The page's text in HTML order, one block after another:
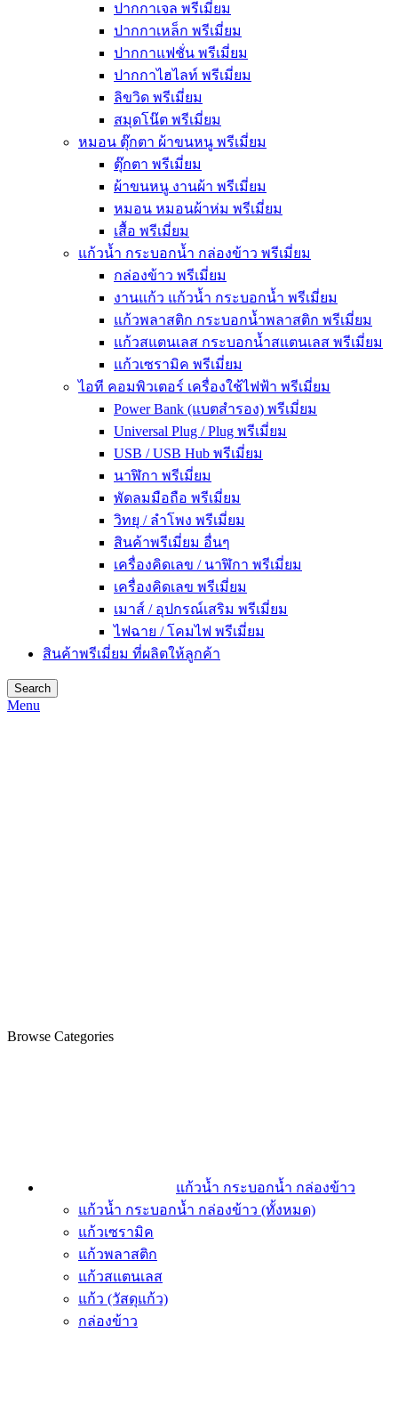
ปากกาเจล พรีเมี่ยม
ปากกาเหล็ก พรีเมี่ยม
ปากกาแฟชั่น พรีเมี่ยม
ปากกาไฮไลท์ พรีเมี่ยม
ลิขวิด พรีเมี่ยม
สมุดโน๊ต พรีเมี่ยม
หมอน ตุ๊กตา ผ้าขนหนู พรีเมี่ยม
ตุ๊กตา พรีเมี่ยม
ผ้าขนหนู งานผ้า พรีเมี่ยม
หมอน หมอนผ้าห่ม พรีเมี่ยม
เสื้อ พรีเมี่ยม
แก้วน้ำ กระบอกน้ำ กล่องข้าว พรีเมี่ยม
กล่องข้าว พรีเมี่ยม
งานแก้ว แก้วน้ำ กระบอกน้ำ พรีเมี่ยม
แก้วพลาสติก กระบอกน้ำพลาสติก พรีเมี่ยม
แก้วสแตนเลส กระบอกน้ำสแตนเลส พรีเมี่ยม
แก้วเซรามิค พรีเมี่ยม
ไอที คอมพิวเตอร์ เครื่องใช้ไฟฟ้า พรีเมี่ยม
Power Bank (แบตสำรอง) พรีเมี่ยม
Universal Plug / Plug พรีเมี่ยม
USB / USB Hub พรีเมี่ยม
นาฬิกา พรีเมี่ยม
พัดลมมือถือ พรีเมี่ยม
วิทยุ / ลำโพง พรีเมี่ยม
สินค้าพรีเมี่ยม อื่นๆ
เครื่องคิดเลข / นาฬิกา พรีเมี่ยม
เครื่องคิดเลข พรีเมี่ยม
เมาส์ / อุปกรณ์เสริม พรีเมี่ยม
ไฟฉาย / โคมไฟ พรีเมี่ยม
สินค้าพรีเมี่ยม ที่ผลิตให้ลูกค้า
Search
Menu
Browse Categories
แก้วน้ำ กระบอกน้ำ กล่องข้าว
แก้วน้ำ กระบอกน้ำ กล่องข้าว (ทั้งหมด)
แก้วเซรามิค
แก้วพลาสติก
แก้วสแตนเลส
แก้ว (วัสดุแก้ว)
กล่องข้าว